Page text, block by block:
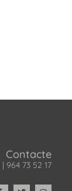
Contacte
| 964 73 52 17